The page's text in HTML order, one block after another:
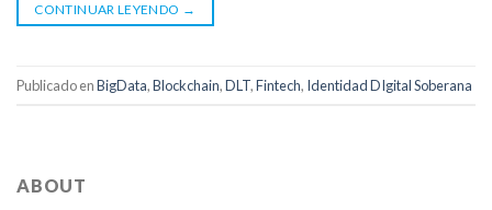
CONTINUAR LEYENDO →
Publicado enBigData,Blockchain,DLT,Fintech, Identidad DIgital Soberana
ABOUT